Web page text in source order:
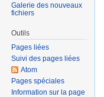
Galerie des nouveaux
fichiers
Outils
Pages liées
Suivi des pages liées
Atom
Pages spéciales
Information sur la page